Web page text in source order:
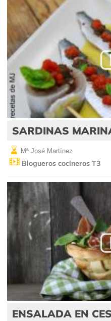
SARDINAS
Mª José Martínez
Blogueros cocineros T3
ENSALADA EN